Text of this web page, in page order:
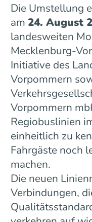
Die Umstellung
am 24. August
landesweiten
Mecklenburg-
Initiative des
Vorpommern
Vorpommern
Regiobuslinien
einheitlich zu
Fahrgäste noch
machen.
Die neuen
Verbindungen,